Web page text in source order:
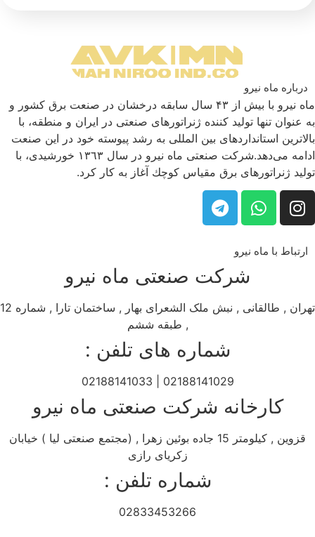
درباره ماه نیرو
ماه نیرو با بیش از ۴۳ سال سابقه درخشان در صنعت برق كشور و
به عنوان تنها تولید كننده ژنراتورهای صنعتی در ایران و منطقه، با
بالاترین استانداردهای بین المللی به رشد پیوسته خود در این صنعت
ادامه می‌دهد.شركت صنعتی ماه نیرو در سال ١٣٦٣ خورشیدی، با
تولید ژنراتورهای برق مقیاس كوچك آغاز به كار كرد.
ارتباط با ماه نیرو
شرکت صنعتی ماه نیرو
تهران , طالقانی , نبش ملک الشعرای بهار , ساختمان تارا , شماره 12
, طبقه ششم
شماره های تلفن :
02188141029 | 02188141033
کارخانه شرکت صنعتی ماه نیرو
قزوین , کیلومتر 15 جاده بوئین زهرا , (مجتمع صنعتی لیا ) خیابان
زکریای رازی
شماره تلفن :
02833453266